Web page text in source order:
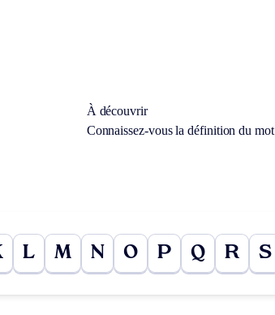
À découvrir
Connaissez-vous la définition du mot
L M N O P Q R S